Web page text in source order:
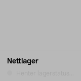
Nettlager